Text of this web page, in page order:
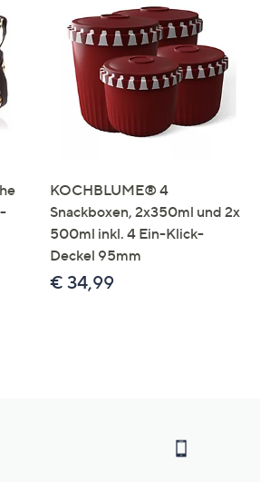
KOCHBLUME® 4
Snackboxen, 2x350ml und 2x
500ml inkl. 4 Ein-Klick-
Deckel 95mm
€ 34,99